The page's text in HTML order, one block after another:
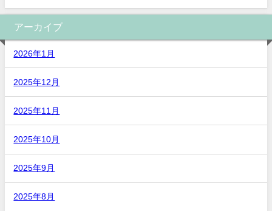
アーカイブ
2026年1月
2025年12月
2025年11月
2025年10月
2025年9月
2025年8月